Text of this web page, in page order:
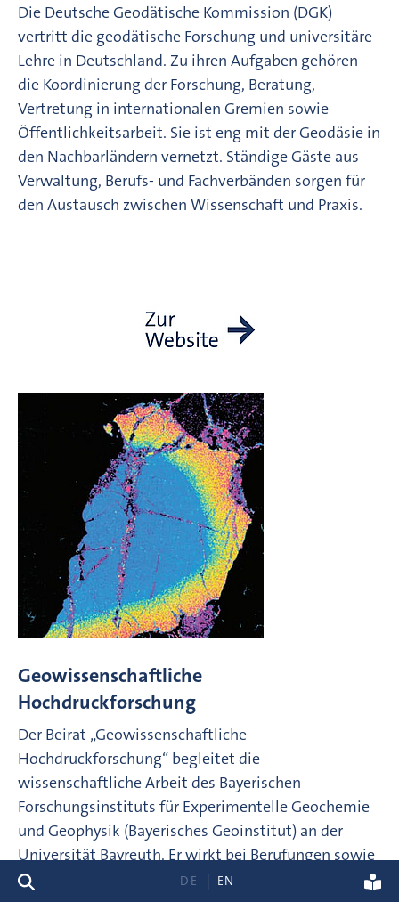
Suche DE EN
Die Deutsche Geodätische Kommission (DGK)
vertritt die geodätische Forschung und universitäre
Lehre in Deutschland. Zu ihren Aufgaben gehören
die Koordinierung der Forschung, Beratung,
Vertretung in internationalen Gremien sowie
Öffentlichkeitsarbeit. Sie ist eng mit der Geodäsie in
den Nachbarländern vernetzt. Ständige Gäste aus
Verwaltung, Berufs- und Fachverbänden sorgen für
den Austausch zwischen Wissenschaft und Praxis.
Geowissenschaftliche
Hochdruckforschung
Der Beirat „Geowissenschaftliche
Hochdruckforschung“ begleitet die
wissenschaftliche Arbeit des Bayerischen
Forschungsinstituts für Experimentelle Geochemie
und Geophysik (Bayerisches Geoinstitut) an der
Universität Bayreuth. Er wirkt bei Berufungen sowie
Haushalts- und Strukturfragen beratend mit.